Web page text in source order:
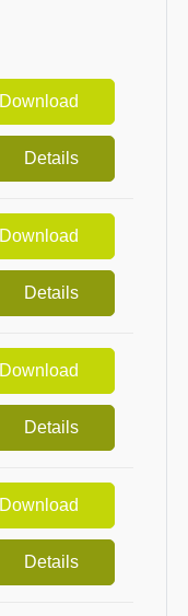
Download
Details
Download
Details
Download
Details
Download
Details